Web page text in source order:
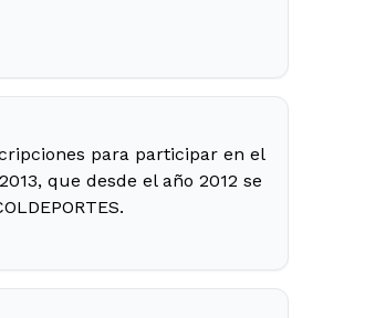
para participar en el
que desde el año 2012 se